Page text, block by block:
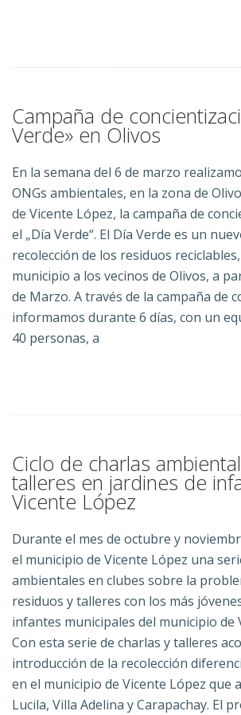
Campaña de
Verde» en Olivos
En la semana del 6 de marzo
ONGs ambientales, en la zona de
de Vicente López, la campaña de
el „Día Verde“. El Día Verde es un
recolección de los residuos
municipio a los vecinos de Olivos, a
de Marzo. A través de la campaña de
informamos durante 6 días, con un
40 personas, a
Ciclo de charlas
talleres en jardines de
Vicente López
Durante el mes de octubre y
el municipio de Vicente López una
ambientales en clubes sobre la
residuos y talleres con los más
infantes municipales del municipio de
Con esta serie de charlas y talleres
introducción de la recolección
en el municipio de Vicente López que
Lucila, Villa Adelina y Carapachay. El